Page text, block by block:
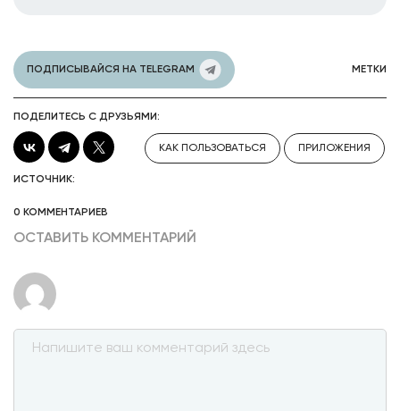
ПОДПИСЫВАЙСЯ НА TELEGRAM МЕТКИ
ПОДЕЛИТЕСЬ С ДРУЗЬЯМИ:
КАК ПОЛЬЗОВАТЬСЯ ПРИЛОЖЕНИЯ
ИСТОЧНИК:
0 КОММЕНТАРИЕВ
ОСТАВИТЬ КОММЕНТАРИЙ